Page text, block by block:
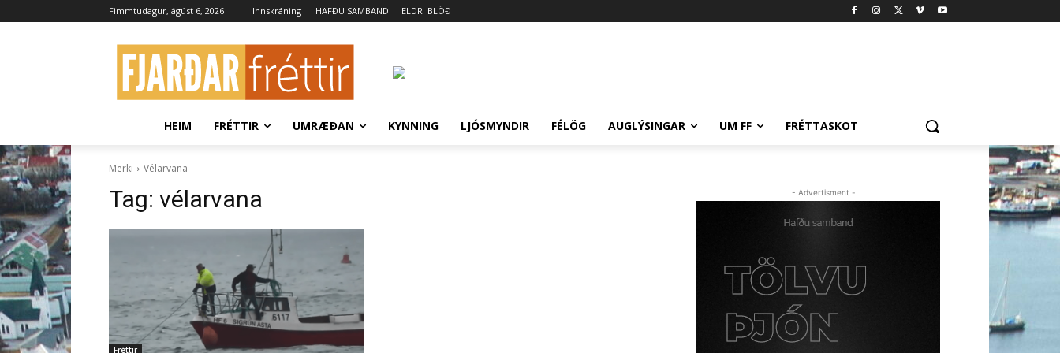
Fimmtudagur, ágúst 6, 2026 Innskráning HAFÐU SAMBAND ELDRI BLÖÐ
HEIM FRÉTTIR UMRÆÐAN KYNNING LJÓSMYNDIR FÉLÖG AUGLÝSINGAR UM FF FRÉTTASKOT
Merki Vélarvana
Tag: vélarvana
Fréttir
- Advertisment -